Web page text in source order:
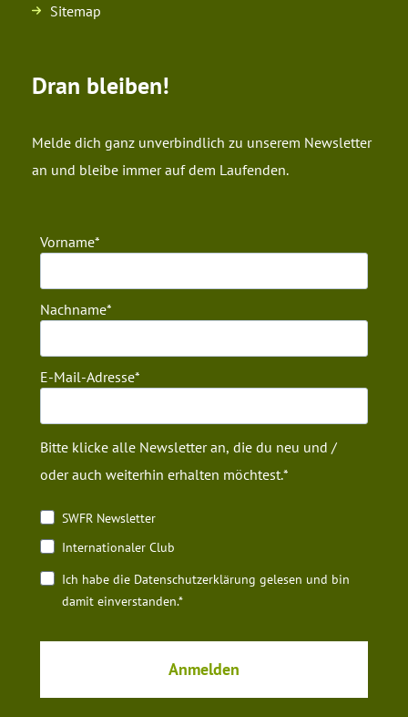
Sitemap
Dran bleiben!
Melde dich ganz unverbindlich zu unserem Newsletter
an und bleibe immer auf dem Laufenden.
Vorname
Nachname
E-Mail-Adresse
Bitte klicke alle Newsletter an, die du neu und /
oder auch weiterhin erhalten möchtest.
SWFR Newsletter
Internationaler Club
Ich habe die Datenschutz­erklärung gelesen und bin
damit einverstanden.*
Anmelden